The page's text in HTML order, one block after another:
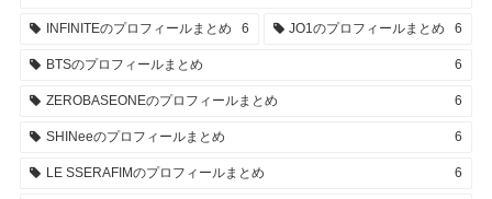
INFINITEのプロフィールまとめ 6 JO1のプロフィールまとめ 6
BTSのプロフィールまとめ 6
ZEROBASEONEのプロフィールまとめ 6
SHINeeのプロフィールまとめ 6
LE SSERAFIMのプロフィールまとめ 6